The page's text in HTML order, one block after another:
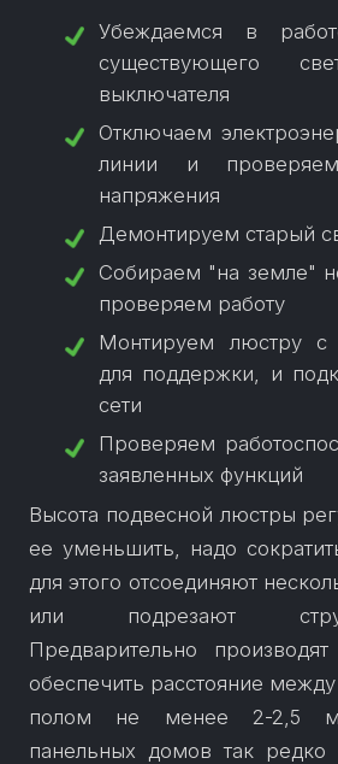
Убеждаемся в
существующего
выключателя
Отключаем
линии и проверяем
напряжения
Демонтируем старый
Cобираем "на земле"
проверяем работу
Монтируем люстру с
для поддержки, и
сети
Проверяем
заявленных функций
Высота подвесной люстры
ее уменьшить, надо
для этого отсоединяют
или подрезают
Предварительно
обеспечить расстояние
полом не менее 2-2,5
панельных домов так